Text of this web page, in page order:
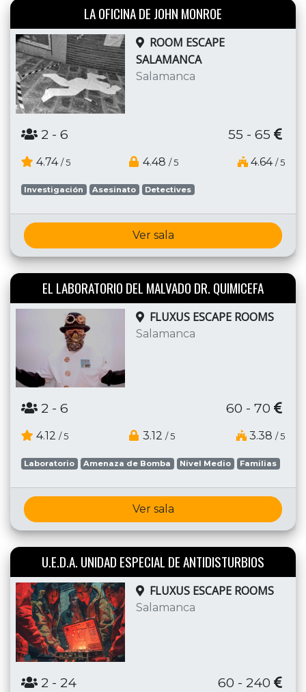
LA OFICINA DE JOHN MONROE
ROOM ESCAPE
SALAMANCA
Salamanca
2 - 6 55 - 65
4.74 / 5 4.48 / 5 4.64 / 5
Investigación Asesinato Detectives
Ver sala
EL LABORATORIO DEL MALVADO DR. QUIMICEFA
FLUXUS ESCAPE ROOMS
Salamanca
2 - 6 60 - 70
4.12 / 5 3.12 / 5 3.38 / 5
Laboratorio Amenaza de Bomba Nivel Medio Familias
Ver sala
U.E.D.A. UNIDAD ESPECIAL DE ANTIDISTURBIOS
FLUXUS ESCAPE ROOMS
Salamanca
2 - 24 60 - 240